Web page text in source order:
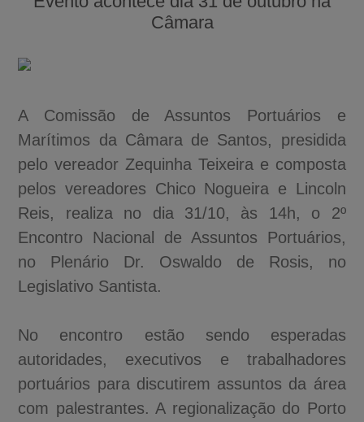
Câmara
A Comissão de Assuntos Portuários e
Marítimos da Câmara de Santos, presidida
pelo vereador Zequinha Teixeira e composta
pelos vereadores Chico Nogueira e Lincoln
Reis, realiza no dia 31/10, às 14h, o 2º
Encontro Nacional de Assuntos Portuários,
no Plenário Dr. Oswaldo de Rosis, no
Legislativo Santista.
No encontro estão sendo esperadas
autoridades, executivos e trabalhadores
portuários para discutirem assuntos da área
com palestrantes. A regionalização do Porto